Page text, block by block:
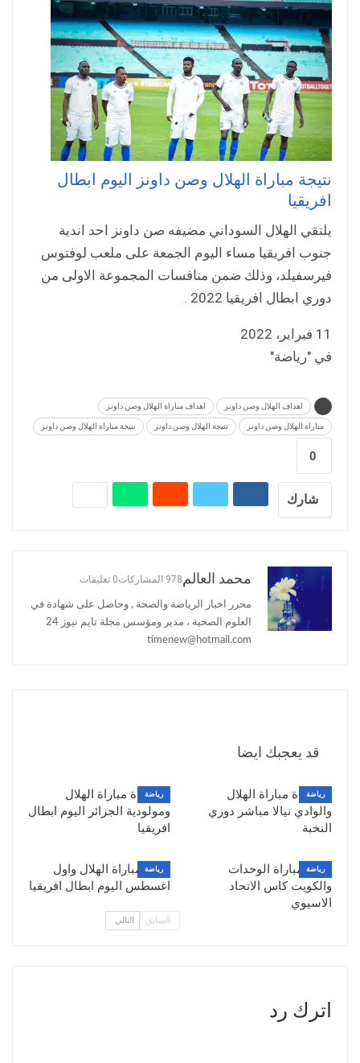
نتيجة مباراة الهلال وصن داونز اليوم ابطال
افريقيا
يلتقي الهلال السوداني مضيفه صن داونز احد اندية
جنوب افريقيا مساء اليوم الجمعة على ملعب لوفتوس
فيرسفيلد، وذلك ضمن منافسات المجموعة الاولى من
دوري ابطال افريقيا 2022 .
11 فبراير، 2022
في "رياضة"
اهداف الهلال وصن داونز اهداف مباراة الهلال وصن داونز
مباراة الهلال وصن داونز نتيجة الهلال وصن داونز نتيجة مباراة الهلال وصن داونز
0
شارك
محمد العالم 978 المشاركات 0 تعليقات
محرر اخبار الرياضة والصحة , وحاصل على شهادة في
العلوم الصحية ، مدير ومؤسس مجلة تايم نيوز 24
timenew@hotmail.com
قد يعجبك ايضا
رياضة
مشاهدة مباراة الهلال
والوادي نيالا مباشر دوري
النخبة
رياضة
مشاهدة مباراة الهلال
ومولودية الجزائر اليوم ابطال
افريقيا
رياضة
نتيجة مباراة الوحدات
والكويت كاس الاتحاد
الاسيوي
رياضة
نتيجة مباراة الهلال واول
اغسطس اليوم ابطال افريقيا
السابق التالي
اترك رد